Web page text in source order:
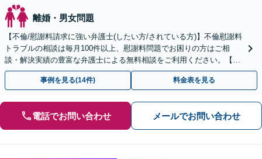
離婚・男女問題
【不倫/慰謝料請求に強い弁護士(したい方/されている方)】不倫慰謝料
トラブルの相談は毎月100件以上、慰謝料問題でお困りの方はご相
談・解決実績の豊富な弁護士による無料相談をご利用ください。【不
倫相談は初回0円】【全国対応】
事例を見る(14件) 料金表を見る
電話でお問い合わせ メールでお問い合わせ